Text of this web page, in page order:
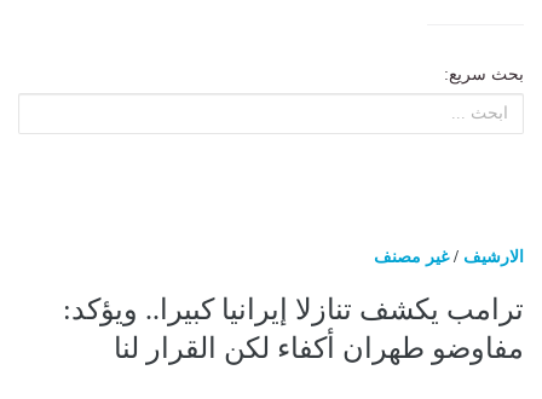
بحث سريع:
الارشيف /غير مصنف
ترامب يكشف تنازلا إيرانيا كبيرا.. ويؤكد:
مفاوضو طهران أكفاء لكن القرار لنا